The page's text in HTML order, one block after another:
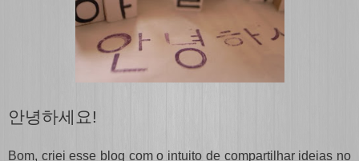
안녕하세요!
Bom, criei esse blog com o intuito de compartilhar ideias no